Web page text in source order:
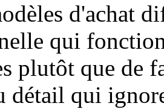
d'achat
qui
plutôt que de
détail qui